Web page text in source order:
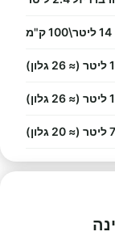
14 ליטר\100 ק"מ